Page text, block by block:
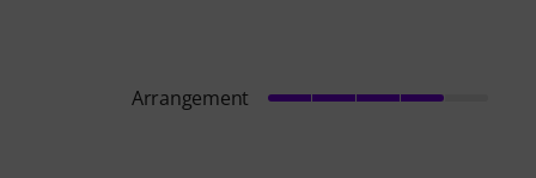
Arrangement